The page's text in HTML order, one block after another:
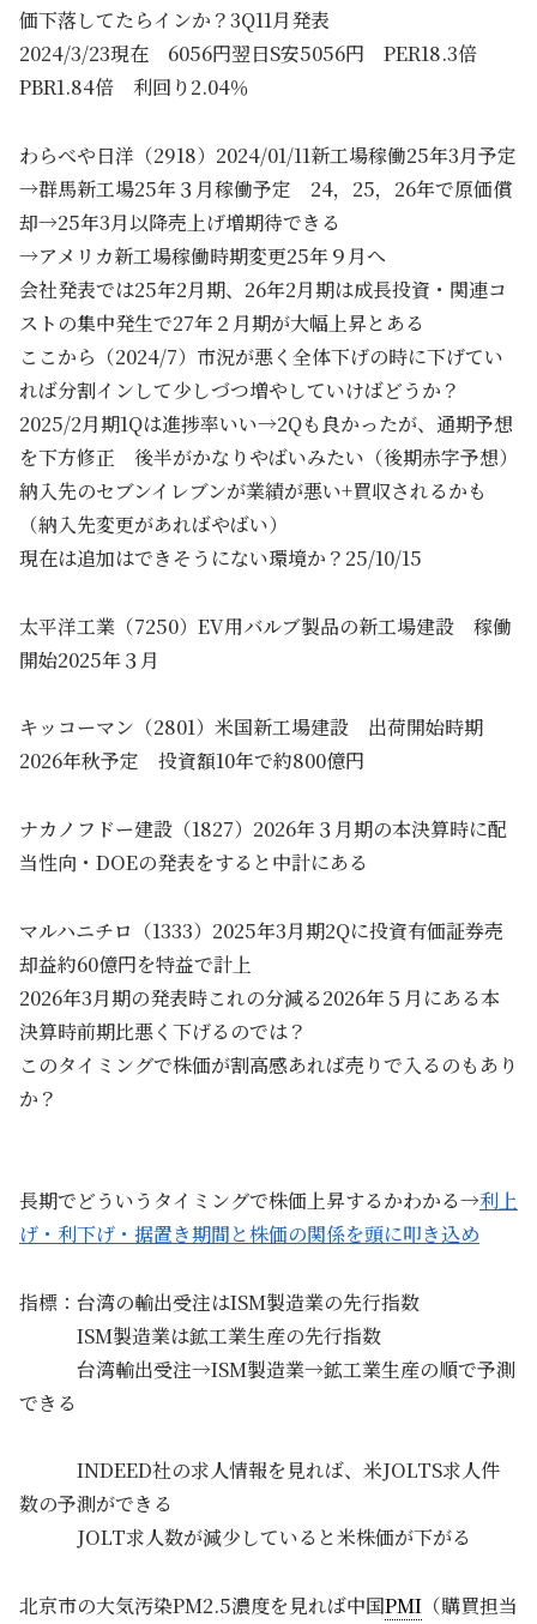
価下落してたらインか？3Q11月発表
2024/3/23現在 6056円翌日S安5056円 PER18.3倍
PBR1.84倍 利回り2.04％
わらべや日洋（2918）2024/01/11新工場稼働25年3月予定
→群馬新工場25年３月稼働予定 24，25，26年で原価償
却→25年3月以降売上げ増期待できる
→アメリカ新工場稼働時期変更25年９月へ
会社発表では25年2月期、26年2月期は成長投資・関連コ
ストの集中発生で27年２月期が大幅上昇とある
ここから（2024/7）市況が悪く全体下げの時に下げてい
れば分割インして少しづつ増やしていけばどうか？
2025/2月期1Qは進捗率いい→2Qも良かったが、通期予想
を下方修正 後半がかなりやばいみたい（後期赤字予想）
納入先のセブンイレブンが業績が悪い+買収されるかも
（納入先変更があればやばい）
現在は追加はできそうにない環境か？25/10/15
太平洋工業（7250）EV用バルブ製品の新工場建設 稼働
開始2025年３月
キッコーマン（2801）米国新工場建設 出荷開始時期
2026年秋予定 投資額10年で約800億円
ナカノフドー建設（1827）2026年３月期の本決算時に配
当性向・DOEの発表をすると中計にある
マルハニチロ（1333）2025年3月期2Qに投資有価証券売
却益約60億円を特益で計上
2026年3月期の発表時これの分減る2026年５月にある本
決算時前期比悪く下げるのでは？
このタイミングで株価が割高感あれば売りで入るのもあり
か？
長期でどういうタイミングで株価上昇するかわかる→利上
げ・利下げ・据置き期間と株価の関係を頭に叩き込め
指標：台湾の輸出受注はISM製造業の先行指数
ISM製造業は鉱工業生産の先行指数
台湾輸出受注→ISM製造業→鉱工業生産の順で予測
できる
INDEED社の求人情報を見れば、米JOLTS求人件
数の予測ができる
JOLT求人数が減少していると米株価が下がる
北京市の大気汚染PM2.5濃度を見れば中国PMI （購買担当